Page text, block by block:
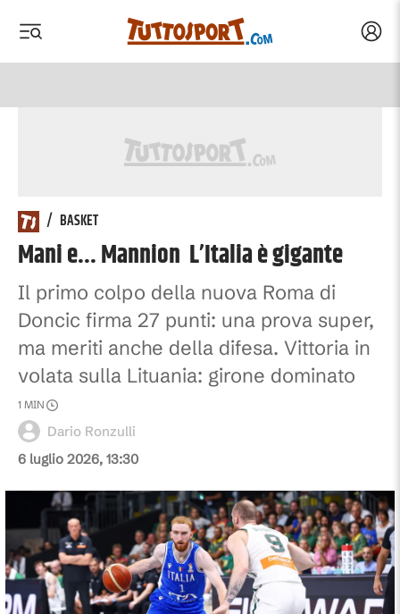
/ BASKET
Mani e... Mannion L’Italia è gigante
Il primo colpo della nuova Roma di
Doncic firma 27 punti: una prova super,
ma meriti anche della difesa. Vittoria in
volata sulla Lituania: girone dominato
6 luglio 2026, 13:30
Dario Ronzulli
1 MIN